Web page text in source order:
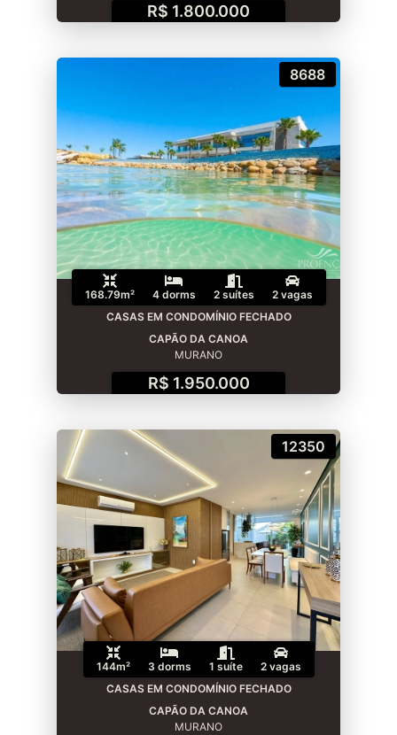
R$ 1.800.000
8688
168.79m² 4 dorms 2 suítes
2 vagas
CASAS EM CONDOMÍNIO FECHADO
CAPÃO DA CANOA
MURANO
R$ 1.950.000
12350
144m² 3 dorms 1 suíte
2 vagas
CASAS EM CONDOMÍNIO FECHADO
CAPÃO DA CANOA
MURANO